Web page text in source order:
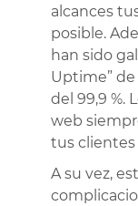
alcances
posible.
han sido
Uptime”
del 99,9 %.
web
tus clientes
A su vez,